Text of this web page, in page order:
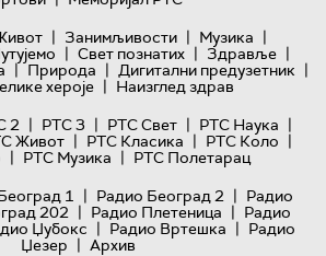
| Занимљивости | Музика |
| Свет познатих | Здравље |
| Природа | Дигитални предузетник |
хероје | Наизглед здрав
2 | РТС 3 | РТС Свет | РТС Наука |
Живот | РТС Класика | РТС Коло |
| РТС Музика | РТС Полетарац
1 | Радио Београд 2 | Радио
202 | Радио Плетеница | Радио
Џубокс | Радио Вртешка | Радио
Џезер | Архив